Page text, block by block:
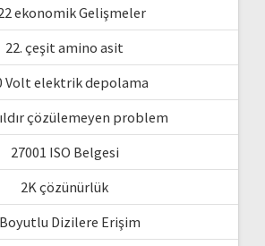
ekonomik Gelişmeler
22. çeşit amino asit
Volt elektrik depolama
çözülemeyen problem
27001 ISO Belgesi
2K çözünürlük
Dizilere Erişim